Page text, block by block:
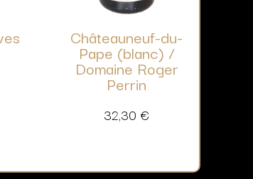
Châteauneuf-du-
Pape (blanc) /
Domaine Roger
Perrin
32,30 €